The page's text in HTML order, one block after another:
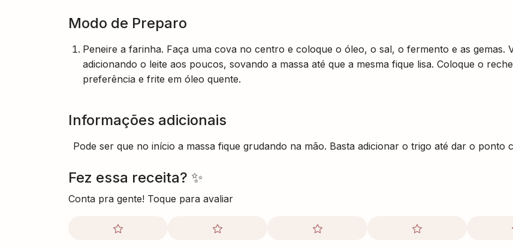
Modo de Preparo
Peneire a farinha. Faça uma cova no centro e coloque o óleo, o sal, o fermento e as gemas.
adicionando o leite aos poucos, sovando a massa até que a mesma fique lisa. Coloque o
preferência e frite em óleo quente.
Informações adicionais
Pode ser que no início a massa fique grudando na mão. Basta adicionar o trigo até dar o ponto
Fez essa receita? ✨
Conta pra gente! Toque para avaliar